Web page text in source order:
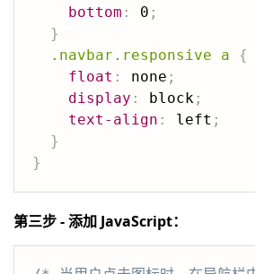
bottom : 0 ;
}
.navbar.responsive a
{
float : none ;
display : block ;
text-align : left ;
}
}
第三步 - 添加 JavaScript：